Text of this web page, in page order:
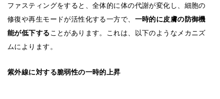
ファスティングをすると、全体的に体の代謝が変化し、細胞の
修復や再生モードが活性化する一方で、 一時的に皮膚の防御機
能が低下することがあります。これは、以下のようなメカニズ
ムによります。
紫外線に対する脆弱性の一時的上昇